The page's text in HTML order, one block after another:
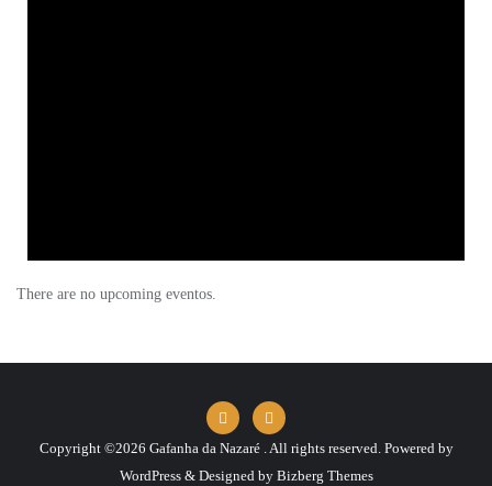
There are no upcoming eventos.
Copyright ©2026 Gafanha da Nazaré . All rights reserved. Powered by
WordPress & Designed by Bizberg Themes